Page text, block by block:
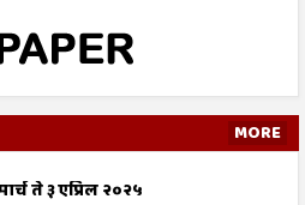
MORE
ते ३ एप्रिल २०२५